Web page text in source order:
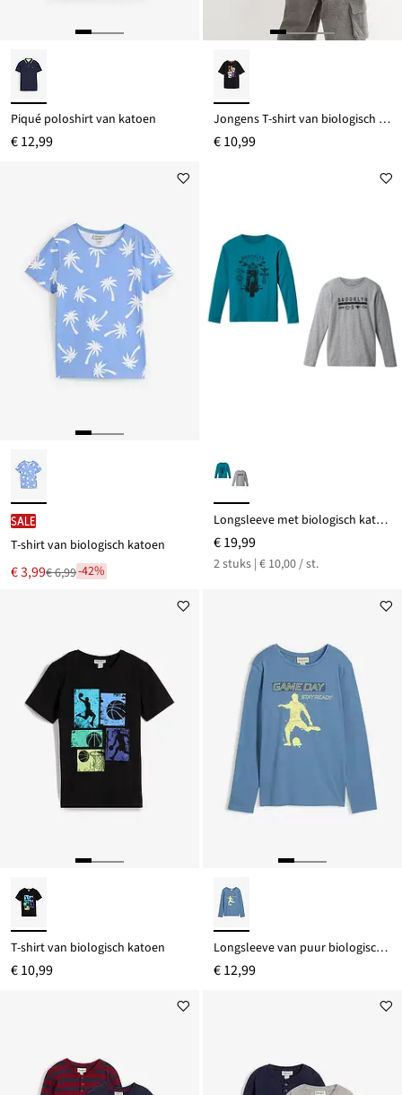
Piqué poloshirt van katoen
€ 12,99
Jongens T-shirt van biologisch katoen
€ 10,99
SALE
T-shirt van biologisch katoen
Nu
voor
€ 3,99
Van € 6,99-42%
Longsleeve met biologisch katoen (set van 2)
€ 19,99
2 stuks | € 10,00 / st.
T-shirt van biologisch katoen
€ 10,99
Longsleeve van puur biologisch katoen
€ 12,99